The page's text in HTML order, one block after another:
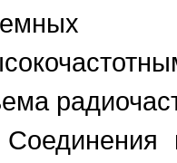
Соединения